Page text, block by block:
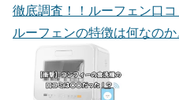
徹底調査！！ ルーフェン口
ルーフェンの特徴は何なの